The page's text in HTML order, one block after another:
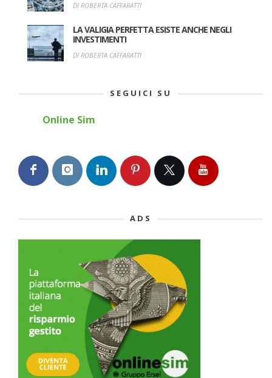
DI ROBERTA CAFFARATTI
LA VALIGIA PERFETTA ESISTE ANCHE NEGLI
INVESTIMENTI
DI ROBERTA CAFFARATTI
SEGUICI SU
Online Sim
ADS